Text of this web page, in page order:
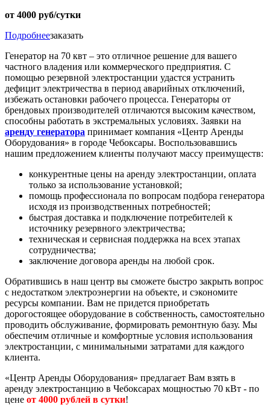
от 4000 руб/сутки
Подробнеезаказать
Генератор на 70 квт – это отличное решение для вашего
частного владения или коммерческого предприятия. С
помощью резервной электростанции удастся устранить
дефицит электричества в период аварийных отключений,
избежать остановки рабочего процесса. Генераторы от
брендовых производителей отличаются высоким качеством,
способны работать в экстремальных условиях. Заявки на
аренду генератора принимает компания «Центр Аренды
Оборудования» в городе Чебоксары. Воспользовавшись
нашим предложением клиенты получают массу преимуществ:
конкурентные цены на аренду электростанции, оплата
только за использование установкой;
помощь профессионала по вопросам подбора генератора
исходя из производственных потребностей;
быстрая доставка и подключение потребителей к
источнику резервного электричества;
техническая и сервисная поддержка на всех этапах
сотрудничества;
заключение договора аренды на любой срок.
Обратившись в наш центр вы сможете быстро закрыть вопрос
с недостатком электроэнергии на объекте, и сэкономите
ресурсы компании. Вам не придется приобретать
дорогостоящее оборудование в собственность, самостоятельно
проводить обслуживание, формировать ремонтную базу. Мы
обеспечим отличные и комфортные условия использования
электростанции, с минимальными затратами для каждого
клиента.
«Центр Аренды Оборудования» предлагает Вам взять в
аренду электростанцию в Чебоксарах мощностью 70 кВт - по
цене от 4000 рублей в сутки!